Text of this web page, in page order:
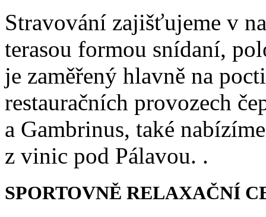
Stravování zajišťujeme v
terasou formou snídaní,
je zaměřený hlavně na
restauračních provozech
a Gambrinus, také
z vinic pod Pálavou. .
SPORTOVNĚ RELAXAČNÍ